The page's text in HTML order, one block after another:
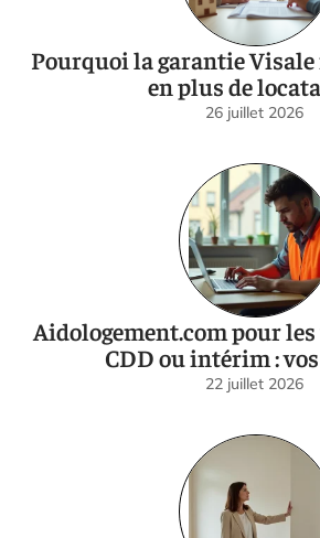
Pourquoi la garantie Visale
en plus de
26 juillet 2026
Aidologement.com pour
CDD ou intérim :
22 juillet 2026